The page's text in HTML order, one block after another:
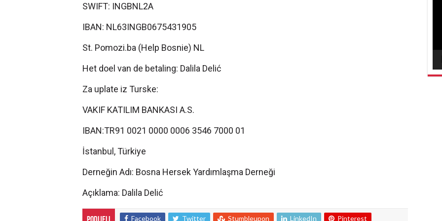
SWIFT: INGBNL2A
IBAN: NL63INGB0675431905
St. Pomozi.ba (Help Bosnie) NL
Het doel van de betaling: Dalila Delić
Za uplate iz Turske:
VAKIF KATILIM BANKASI A.S.
IBAN:TR91 0021 0000 0006 3546 7000 01
İstanbul, Türkiye
Derneğin Adı: Bosna Hersek Yardımlaşma Derneği
Açıklama: Dalila Delić
Facebook Twitter Stumbleupon LinkedIn Pinterest